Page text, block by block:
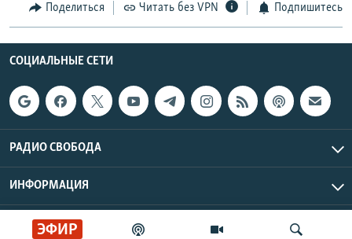
ЭФИР
Поделиться Читать без VPN Подпишитесь
СОЦИАЛЬНЫЕ СЕТИ
РАДИО СВОБОДА
ИНФОРМАЦИЯ
Радио Свобода © 2026 RFE/RL, Inc. | Все права защищены.